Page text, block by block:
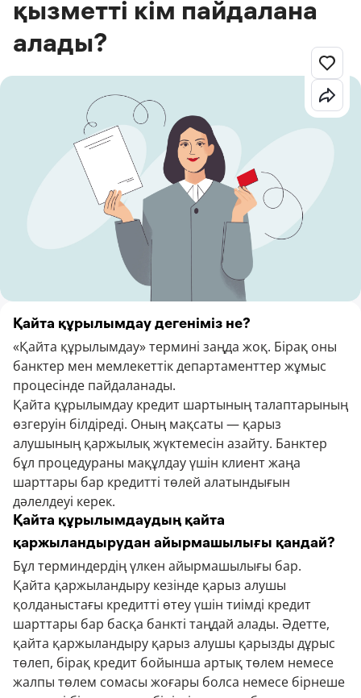
қызметті кім пайдалана
алады?
Қайта құрылымдау дегеніміз не?
«Қайта құрылымдау» термині заңда жоқ. Бірақ оны
банктер мен мемлекеттік департаменттер жұмыс
процесінде пайдаланады.
Қайта құрылымдау кредит шартының талаптарының
өзгеруін білдіреді. Оның мақсаты — қарыз
алушының қаржылық жүктемесін азайту. Банктер
бұл процедураны мақұлдау үшін клиент жаңа
шарттары бар кредитті төлей алатындығын
дәлелдеуі керек.
Қайта құрылымдаудың қайта
қаржыландырудан айырмашылығы қандай?
Бұл терминдердің үлкен айырмашылығы бар.
Қайта қаржыландыру кезінде қарыз алушы
қолданыстағы кредитті өтеу үшін тиімді кредит
шарттары бар басқа банкті таңдай алады. Әдетте,
қайта қаржыландыру қарыз алушы қарызды дұрыс
төлеп, бірақ кредит бойынша артық төлем немесе
жалпы төлем сомасы жоғары болса немесе бірнеше